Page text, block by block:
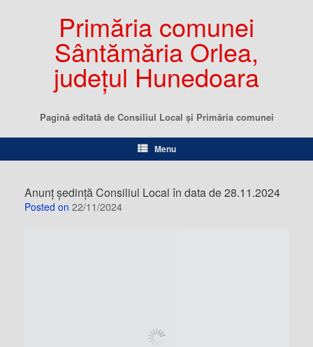
Primăria comunei
Sântămăria Orlea,
județul Hunedoara
Pagină editată de Consiliul Local şi Primăria comunei
Menu
Anunț ședință Consiliul Local în data de 28.11.2024
Posted on 22/11/2024